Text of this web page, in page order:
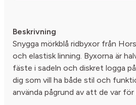
Beskrivning
Snygga mörkblå ridbyxor från
och elastisk linning. Byxorna är
fäste i sadeln och diskret logga
dig som vill ha både stil och
använda pågrund av att de var för